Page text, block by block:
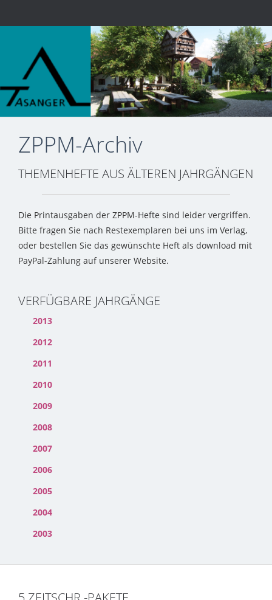
ZPPM-Archiv
THEMENHEFTE AUS ÄLTEREN JAHRGÄNGEN
Die Printausgaben der ZPPM-Hefte sind leider vergriffen.
Bitte fragen Sie nach Restexemplaren bei uns im Verlag,
oder bestellen Sie das gewünschte Heft als download mit
PayPal-Zahlung auf unserer Website.
VERFÜGBARE JAHRGÄNGE
2013
2012
2011
2010
2009
2008
2007
2006
2005
2004
2003